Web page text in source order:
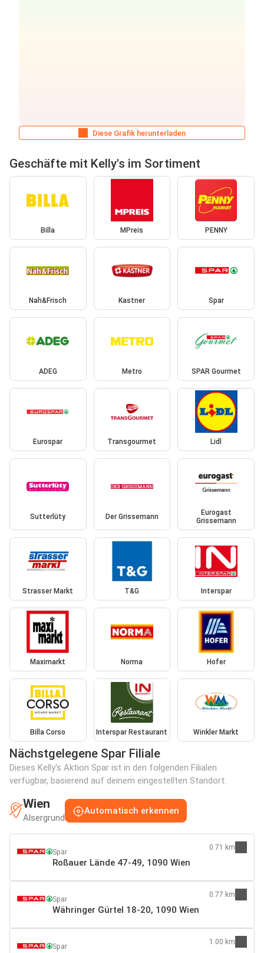
Diese Grafik herunterladen
Geschäfte mit Kelly's im Sortiment
Billa MPreis PENNY
Nah&Frisch Kastner Spar
ADEG Metro SPAR Gourmet
Eurospar Transgourmet Lidl
Sutterlüty Der Grissemann
Eurogast
Grissemann
Strasser Markt T&G Interspar
Maximarkt Norma Hofer
Billa Corso Interspar Restaurant Winkler Markt
Nächstgelegene Spar Filiale
Dieses Kelly's Aktion Spar ist in den folgenden Filialen
verfügbar, basierend auf deinem eingestellten Standort:
Wien
Alsergrund
Automatisch erkennen
Spar
Roßauer Lände 47-49, 1090 Wien
0.71 km
Spar
Währinger Gürtel 18-20, 1090 Wien
0.77 km
Spar
1.00 km